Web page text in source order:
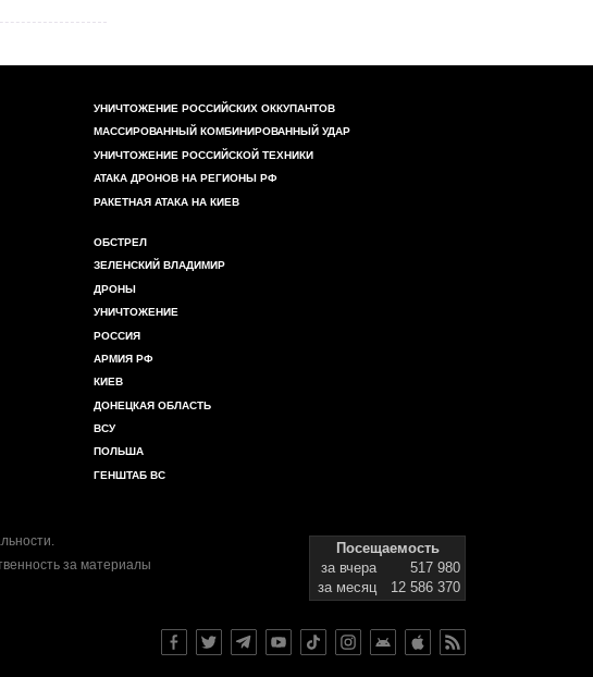
УНИЧТОЖЕНИЕ РОССИЙСКИХ ОККУПАНТОВ
МАССИРОВАННЫЙ КОМБИНИРОВАННЫЙ УДАР
УНИЧТОЖЕНИЕ РОССИЙСКОЙ ТЕХНИКИ
АТАКА ДРОНОВ НА РЕГИОНЫ РФ
РАКЕТНАЯ АТАКА НА КИЕВ
ОБСТРЕЛ
ЗЕЛЕНСКИЙ ВЛАДИМИР
ДРОНЫ
УНИЧТОЖЕНИЕ
РОССИЯ
АРМИЯ РФ
КИЕВ
ДОНЕЦКАЯ ОБЛАСТЬ
ВСУ
ПОЛЬША
ГЕНШТАБ ВС
.
за материалы
Посещаемость
за вчера
517 980
за месяц
12 586 370